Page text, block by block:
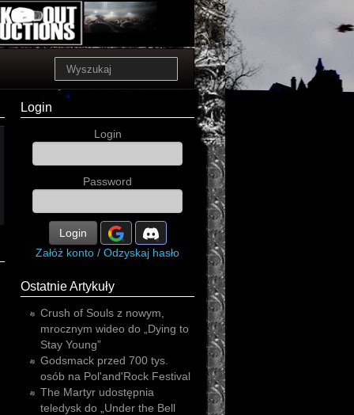
Login
Login
Password
Login
Załóż konto / Odzyskaj hasło
Ostatnie Artykuły
Crush of Souls z nowym,
mrocznym wideo do „Dying to
Stay Young”
Godsmack przed 700 tys.
osób na Pol'and'Rock Festival
The Martyr udostępnia
teledysk do „Under the Bell